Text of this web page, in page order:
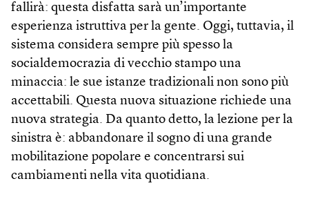
fallirà: questa disfatta sarà un’importante
esperienza istruttiva per la gente. Oggi, tuttavia, il
sistema considera sempre più spesso la
socialdemocrazia di vecchio stampo una
minaccia: le sue istanze tradizionali non sono più
accettabili. Questa nuova situazione richiede una
nuova strategia. Da quanto detto, la lezione per la
sinistra è: abbandonare il sogno di una grande
mobilitazione popolare e concentrarsi sui
cambiamenti nella vita quotidiana.